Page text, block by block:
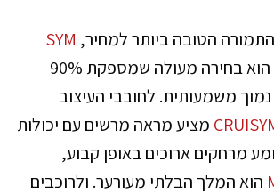
הטובה ביותר למחיר, SYM
הוא בחירה מעולה שמספקת 90%
משמעותית. לחובבי העיצוב
מציע מראה מרשים עם יכולות
מרחקים ארוכים באופן קבוע,
הוא המלך הבלתי מעורער. ולרוכבים